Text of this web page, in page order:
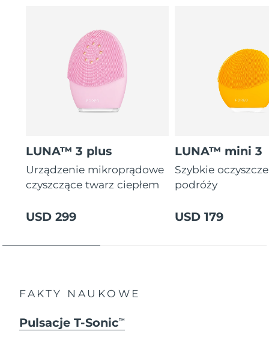
LUNA™ 3 plus
Urządzenie mikroprądowe
czyszczące twarz ciepłem
USD 299
LUNA™ mini 3
Szybkie
podróży
USD 179
FAKTY NAUKOWE
Pulsacje T-SonicTM